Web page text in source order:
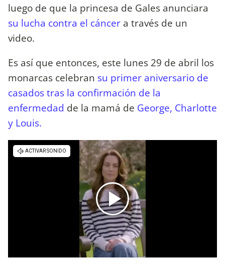
luego de que la princesa de Gales anunciara
su lucha contra el cáncer a través de un
video.
Es así que entonces, este lunes 29 de abril los
monarcas celebran su primer aniversario de
casados tras la confirmación de la
enfermedad de la mamá de George, Charlotte
y Louis.